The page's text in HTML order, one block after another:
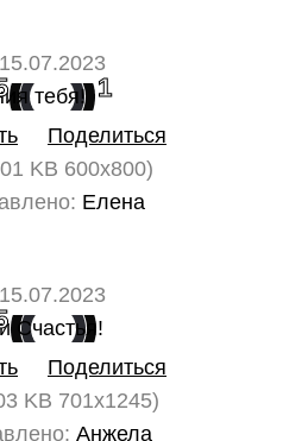
15.07.2023
1
Поделиться
KB 600x800)
Елена
15.07.2023
0
Поделиться
KB 701x1245)
Анжела